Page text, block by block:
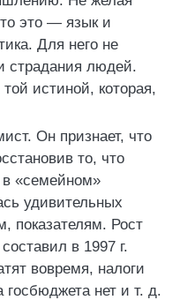
это — язык и
Для него не
страдания людей.
истиной, которая,
Он признает, что
то, что
«семейном»
удивительных
показателям. Рост
в 1997 г.
вовремя, налоги
нет и т. д.